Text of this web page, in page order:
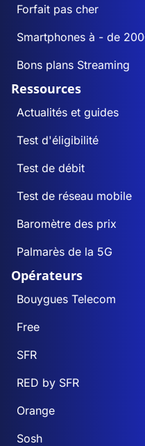
Forfait pas cher
Smartphones à - de
Bons plans Streaming
Ressources
Actualités et guides
Test d'éligibilité
Test de débit
Test de réseau mobile
Baromètre des prix
Palmarès de la 5G
Opérateurs
Bouygues Telecom
Free
SFR
RED by SFR
Orange
Sosh